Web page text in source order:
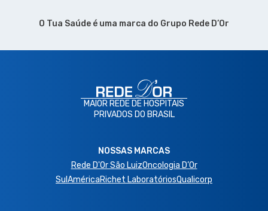
O Tua Saúde é uma marca do Grupo Rede D’Or
MAIOR REDE DE HOSPITAIS
PRIVADOS DO BRASIL
NOSSAS MARCAS
Rede D'Or São LuizOncologia D’Or
SulAméricaRichet LaboratóriosQualicorp